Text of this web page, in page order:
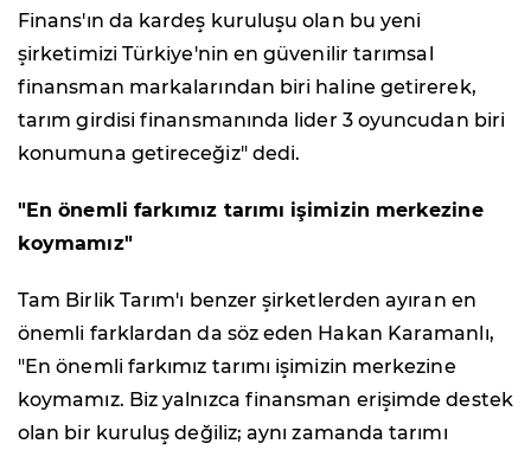
Finans'ın da kardeş kuruluşu olan bu yeni
şirketimizi Türkiye'nin en güvenilir tarımsal
finansman markalarından biri haline getirerek,
tarım girdisi finansmanında lider 3 oyuncudan biri
konumuna getireceğiz" dedi.
"En önemli farkımız tarımı işimizin merkezine
koymamız"
Tam Birlik Tarım'ı benzer şirketlerden ayıran en
önemli farklardan da söz eden Hakan Karamanlı,
"En önemli farkımız tarımı işimizin merkezine
koymamız. Biz yalnızca finansman erişimde destek
olan bir kuruluş değiliz; aynı zamanda tarımı